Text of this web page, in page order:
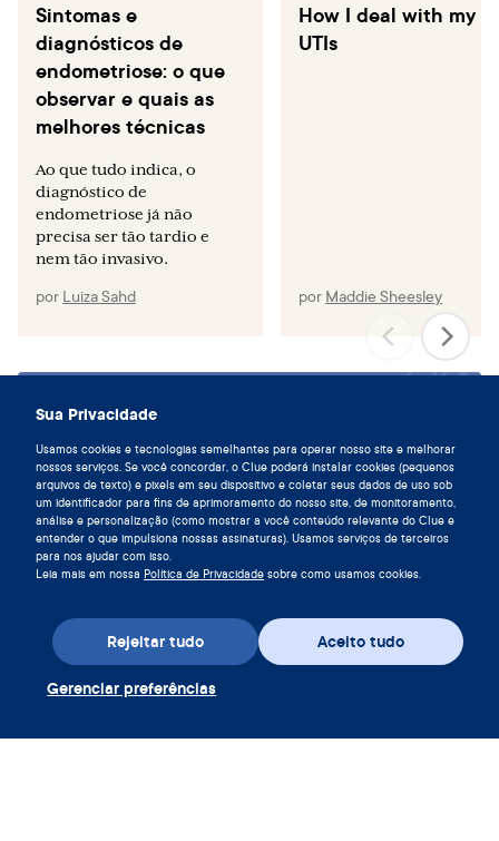
Sua Privacidade
Usamos cookies e tecnologias semelhantes para operar nosso site e melhorar
nossos serviços. Se você concordar, o Clue poderá instalar cookies (pequenos
arquivos de texto) e pixels em seu dispositivo e coletar seus dados de uso sob
um identificador para fins de aprimoramento do nosso site, de monitoramento,
análise e personalização (como mostrar a você conteúdo relevante do Clue e
entender o que impulsiona nossas assinaturas). Usamos serviços de terceiros
para nos ajudar com isso.
Leia mais em nossa Política de Privacidade sobre como usamos cookies.
Aceito tudo
Rejeitar tudo
Gerenciar preferências
Sintomas e
diagnósticos de
endometriose: o que
observar e quais as
melhores técnicas
Ao que tudo indica, o
diagnóstico de
endometriose já não
precisa ser tão tardio e
nem tão invasivo.
por Luiza Sahd
How I deal with my
UTIs
por Maddie Sheesley
Viva em sintonia com seu ciclo,
baixe o Clue hoje.
Baixe o Clue app